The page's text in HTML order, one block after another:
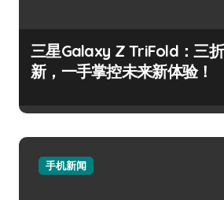
三星Galaxy Z TriFold：三
新，一手掌控未来新体验！
手机新闻